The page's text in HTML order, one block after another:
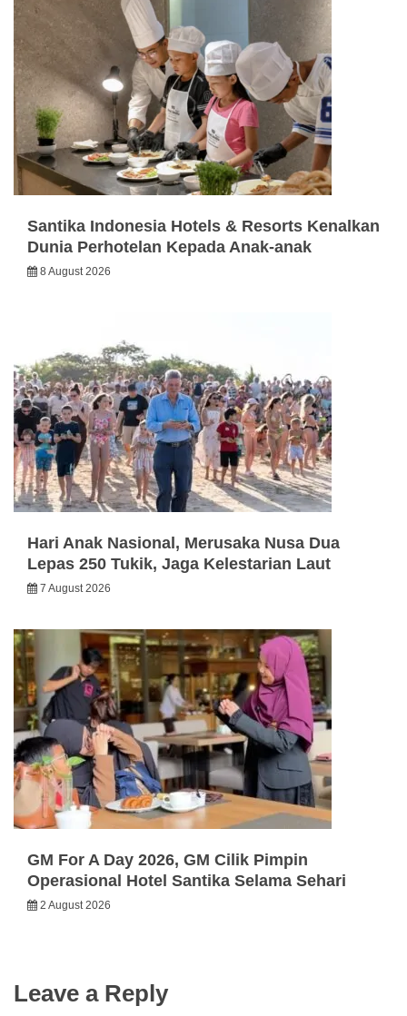
Santika Indonesia Hotels & Resorts Kenalkan
Dunia Perhotelan Kepada Anak-anak
8 August 2026
Hari Anak Nasional, Merusaka Nusa Dua
Lepas 250 Tukik, Jaga Kelestarian Laut
7 August 2026
GM For A Day 2026, GM Cilik Pimpin
Operasional Hotel Santika Selama Sehari
2 August 2026
Leave a Reply